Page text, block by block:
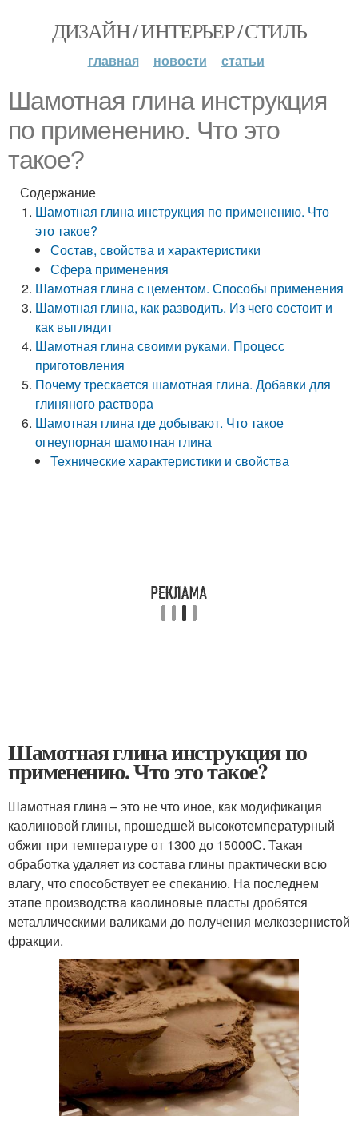
ДИЗАЙН / ИНТЕРЬЕР / СТИЛЬ
главная новости статьи
Шамотная глина инструкция
по применению. Что это
такое?
Содержание
Шамотная глина инструкция по применению. Что
это такое?
Состав, свойства и характеристики
Сфера применения
Шамотная глина с цементом. Способы применения
Шамотная глина, как разводить. Из чего состоит и
как выглядит
Шамотная глина своими руками. Процесс
приготовления
Почему трескается шамотная глина. Добавки для
глиняного раствора
Шамотная глина где добывают. Что такое
огнеупорная шамотная глина
Технические характеристики и свойства
Шамотная глина инструкция по
применению. Что это такое?
Шамотная глина – это не что иное, как модификация
каолиновой глины, прошедшей высокотемпературный
обжиг при температуре от 1300 до 15000С. Такая
обработка удаляет из состава глины практически всю
влагу, что способствует ее спеканию. На последнем
этапе производства каолиновые пласты дробятся
металлическими валиками до получения мелкозернистой
фракции.